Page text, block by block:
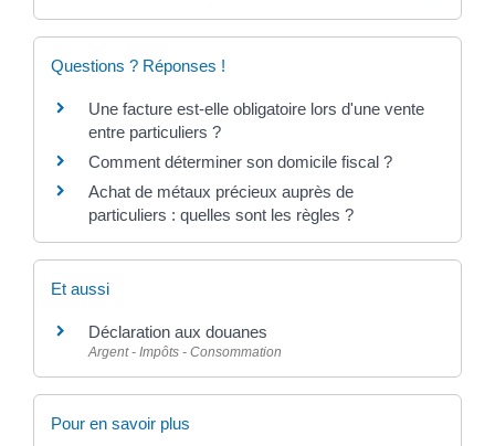
Questions ? Réponses !
Une facture est-elle obligatoire lors d'une vente
entre particuliers ?
Comment déterminer son domicile fiscal ?
Achat de métaux précieux auprès de
particuliers : quelles sont les règles ?
Et aussi
Déclaration aux douanes
Argent - Impôts - Consommation
Pour en savoir plus